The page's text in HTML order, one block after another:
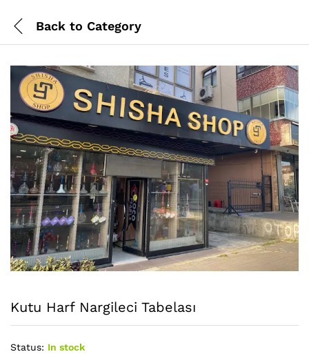
Back to Category
Kutu Harf Nargileci Tabelası
Status: In stock